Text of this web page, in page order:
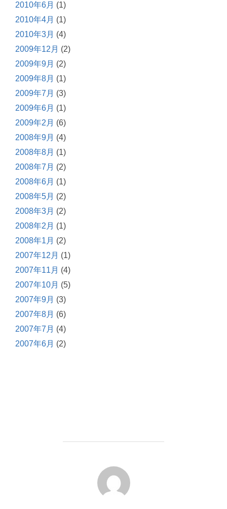
2010年6月 (1)
2010年4月 (1)
2010年3月 (4)
2009年12月 (2)
2009年9月 (2)
2009年8月 (1)
2009年7月 (3)
2009年6月 (1)
2009年2月 (6)
2008年9月 (4)
2008年8月 (1)
2008年7月 (2)
2008年6月 (1)
2008年5月 (2)
2008年3月 (2)
2008年2月 (1)
2008年1月 (2)
2007年12月 (1)
2007年11月 (4)
2007年10月 (5)
2007年9月 (3)
2007年8月 (6)
2007年7月 (4)
2007年6月 (2)
投稿者